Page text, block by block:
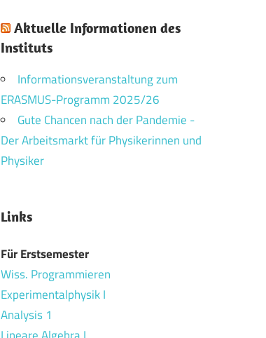
Aktuelle Informationen des
Instituts
Informationsveranstaltung zum
ERASMUS-Programm 2025/26
Gute Chancen nach der Pandemie -
Der Arbeitsmarkt für Physikerinnen und
Physiker
Links
Für Erstsemester
Wiss. Programmieren
Experimentalphysik I
Analysis 1